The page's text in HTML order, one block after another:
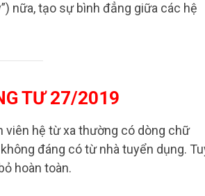
nữa, tạo sự bình đẳng giữa các hệ
TƯ 27/2019
viên hệ từ xa thường có dòng chữ
đáng có từ nhà tuyển dụng.
hoàn toàn.​